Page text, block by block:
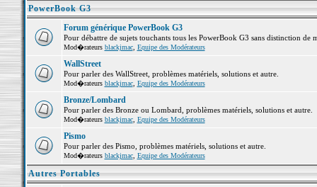
PowerBook G3
Forum générique PowerBook G3
Pour débattre de sujets touchants tous les PowerBook G3 sans distinction de
Mod�rateurs blackjmac, Equipe des Modérateurs
WallStreet
Pour parler des WallStreet, problèmes matériels, solutions et autre.
Mod�rateurs blackjmac, Equipe des Modérateurs
Bronze/Lombard
Pour parler des Bronze ou Lombard, problèmes matériels, solutions et autre.
Mod�rateurs blackjmac, Equipe des Modérateurs
Pismo
Pour parler des Pismo, problèmes matériels, solutions et autre.
Mod�rateurs blackjmac, Equipe des Modérateurs
Autres Portables